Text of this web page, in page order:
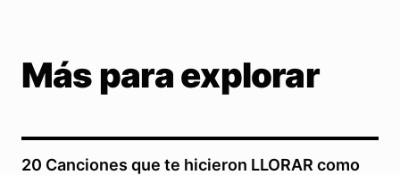
Más para explorar
20 Canciones que te hicieron LLORAR como